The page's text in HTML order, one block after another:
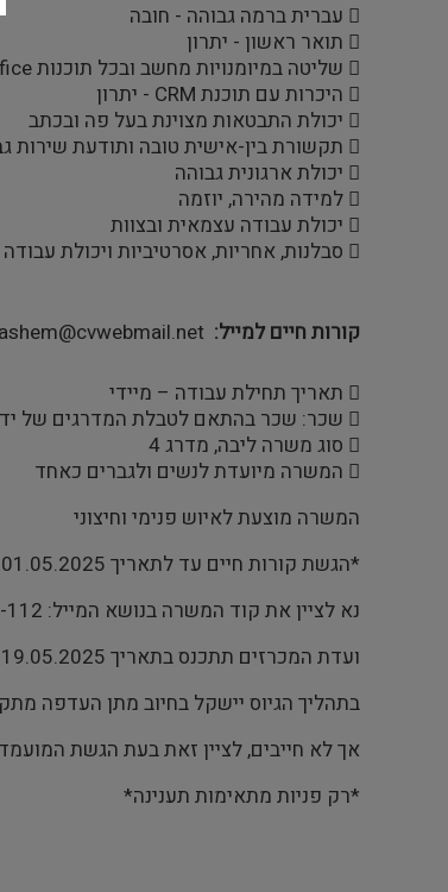
 עברית ברמה גבוהה - חובה
 תואר ראשון - יתרון
 שליטה במיומנויות מחשב ובכל תוכנות Office, ועוד – חובה
 היכרות עם תוכנת CRM - יתרון
 יכולת התבטאות מצוינת בעל פה ובכתב
 תקשורת בין-אישית טובה ותודעת שירות גבוהה
 יכולת ארגונית גבוהה
 למידה מהירה, יוזמה
 יכולת עבודה עצמאית ובצוות
 סבלנות, אחריות, אסרטיביות ויכולת עבודה בתנאי עומס
קורות חיים למייל
 תאריך תחילת עבודה – מיידי
 שכר: שכר בהתאם לטבלת המדרגים של יד ושם
 סוג משרה ליבה, מדרג 4
 המשרה מיועדת לנשים ולגברים כאחד
המשרה מוצעת לאיוש פנימי וחיצוני
*הגשת קורות חיים עד לתאריך 01.05.2025
נא לציין את קוד המשרה בנושא המייל: JB-112
ועדת המכרזים תתכנס בתאריך 19.05.2025
בתהליך הגיוס יישקל בחיוב מתן העדפה
אך לא חייבים, לציין זאת בעת הגשת
*רק פניות מתאימות תענינה*